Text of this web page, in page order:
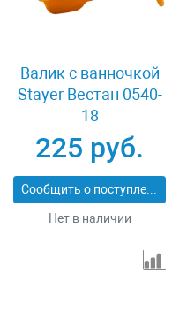
Валик с ванночкой
Stayer Вестан 0540-
18
225 руб.
Сообщить о поступлении
Нет в наличии